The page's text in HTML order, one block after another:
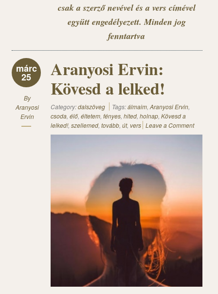
csak a szerző nevével és a vers címével
együtt engedélyezett. Minden jog
fenntartva
márc
25
By
Aranyosi
Ervin
Aranyosi Ervin:
Kövesd a lelked!
Category:dalszöveg Tags:álmaim, Aranyosi Ervin,
csoda, élő, éltetem, fényes, hited, holnap, Kövesd a
lelked!, szellemed, tovább, út, vers Leave a Comment